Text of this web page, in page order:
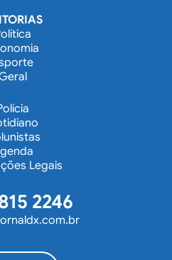
Legais
2246